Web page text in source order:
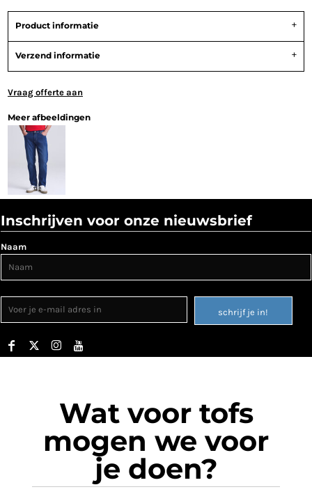
Product informatie
Verzend informatie
Vraag offerte aan
Meer afbeeldingen
Inschrijven voor onze nieuwsbrief
Naam
schrijf je in!
Wat voor tofs
mogen we voor
je doen?